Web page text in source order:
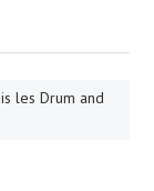
les Drum and